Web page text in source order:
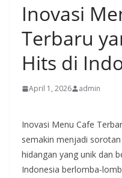
Inovasi
Terbaru
Hits di
April 1, 2026 admin
Inovasi Menu Cafe
semakin menjadi
hidangan yang unik dan
Indonesia berlomba-